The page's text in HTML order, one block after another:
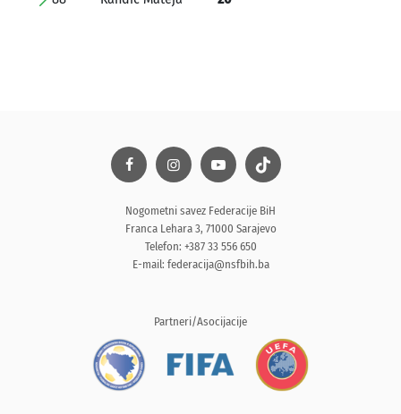
Nogometni savez Federacije BiH
Franca Lehara 3, 71000 Sarajevo
Telefon: +387 33 556 650
E-mail: federacija@nsfbih.ba
Partneri/Asocijacije